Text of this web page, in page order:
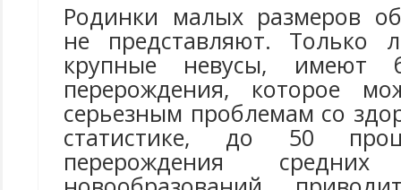
Родинки малых размеров
не представляют. Только
крупные невусы, имеют
перерождения, которое
серьезным проблемам со
статистике, до 50
перерождения